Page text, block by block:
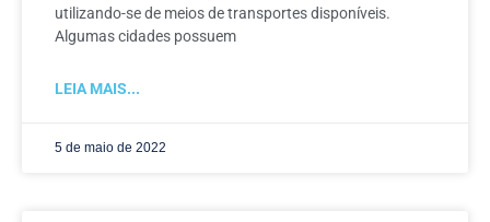
utilizando-se de meios de transportes disponíveis.
Algumas cidades possuem
LEIA MAIS...
5 de maio de 2022